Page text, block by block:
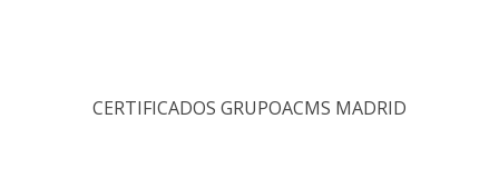
CERTIFICADOS GRUPOACMS MADRID